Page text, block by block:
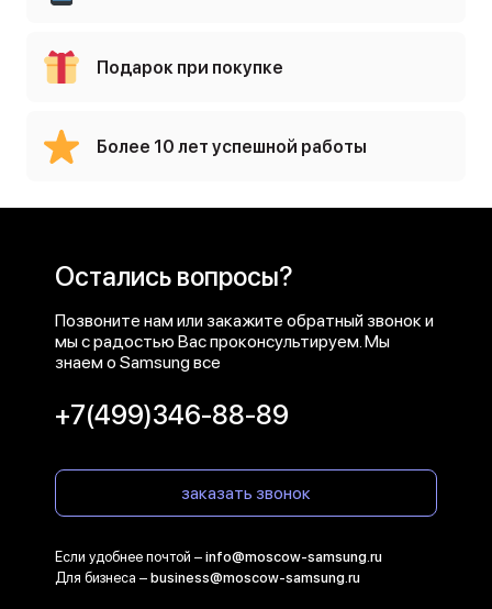
Подарок при покупке
Более 10 лет успешной работы
Остались вопросы?
Позвоните нам или закажите обратный звонок и
мы с радостью Вас проконсультируем. Мы
знаем о Samsung все
+7(499)346-88-89
заказать звонок
Если удобнее почтой – info@moscow-samsung.ru
Для бизнеса – business@moscow-samsung.ru